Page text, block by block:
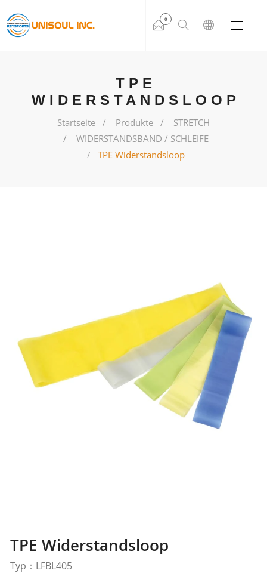
0
TPE
WIDERSTANDSLOOP
Startseite Produkte
STRETCH
WIDERSTANDSBAND / SCHLEIFE
TPE Widerstandsloop
TPE Widerstandsloop
Typ：LFBL405